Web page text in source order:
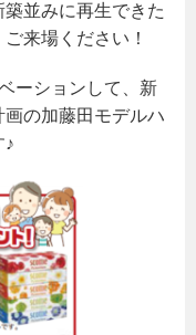
並みに再生できた
来場ください！
ーションして、新
の加藤田モデルハ
♪